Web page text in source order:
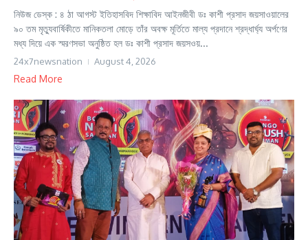
নিউজ ডেস্ক : ৪ ঠা আগস্ট ইতিহাসবিদ শিক্ষাবিদ আইনজীবী ডঃ কাশী প্রসাদ জয়সাওয়ালের
৯০ তম মৃত্যুবার্ষিকীতে মানিকতলা মোড়ে তাঁর অবক্ষ মূর্তিতে মাল্য প্রদানে শ্রদ্ধার্ঘ্য অর্পণের
মধ্য দিয়ে এক স্মরণসভা অনুষ্ঠিত হল ডঃ কাশী প্রসাদ জয়সওয়...
24x7newsnation August 4, 2026
Read More